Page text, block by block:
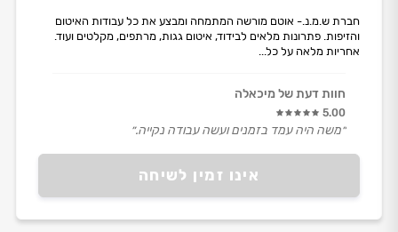
אינו זמין לשיחה
חברת ש.מ.נ.- אוטם מורשה המתמחה ומבצע את כל עבודות האיטום
והזיפות. פתרונות מלאים לבידוד, איטום גגות, מרתפים, מקלטים ועוד.
אחריות מלאה על כל...
חוות דעת של מיכאלה
5.00
״משה היה עמד בזמנים ועשה עבודה נקייה.״